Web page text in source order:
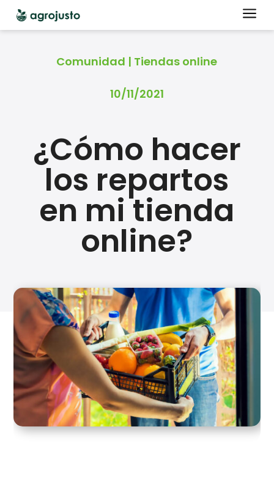
a
Comunidad | Tiendas online
10/11/2021
¿Cómo hacer
los repartos
en mi tienda
online?